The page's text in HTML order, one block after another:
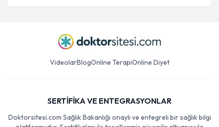
VideolarBlogOnline TerapiOnline Diyet
SERTİFİKA VE ENTEGRASYONLAR
Doktorsitesi.com Sağlık Bakanlığı onaylı ve entegreli bir sağlık bilgi